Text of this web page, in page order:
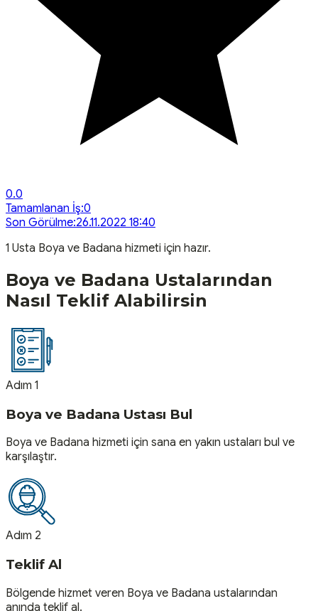
0.0
Tamamlanan İş:0
Son Görülme:26.11.2022 18:40
1 Usta Boya ve Badana hizmeti için hazır.
Boya ve Badana Ustalarından
Nasıl Teklif Alabilirsin
Adım 1
Boya ve Badana Ustası Bul
Boya ve Badana hizmeti için sana en yakın ustaları bul ve
karşılaştır.
Adım 2
Teklif Al
Bölgende hizmet veren Boya ve Badana ustalarından
anında teklif al.